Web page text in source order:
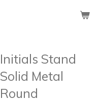
Initials Stand
Solid Metal
Round